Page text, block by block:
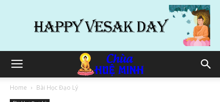
Home Bài Học Đạo Lý